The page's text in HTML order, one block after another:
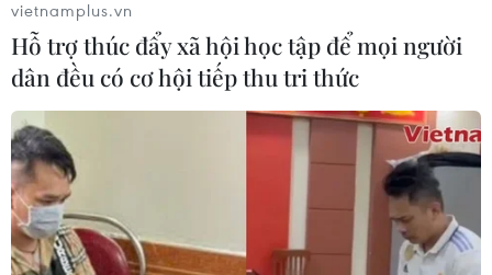
Tây Ninh cùng Á hậu Hoàng My
07/07/2022 06:56
Á hậu Hoàng My vừa có chuyến tham quan, quảng bá
những điểm đến nổi tiếng tại tỉnh Tây Ninh. Trong suốt
hành trình đặc biệt này, Hoàng My không khỏi thích thú
trước cảnh sắc, con người nơi đây.
vietnamplus.vn
Hỗ trợ thúc đẩy xã hội học tập để mọi người
dân đều có cơ hội tiếp thu tri thức